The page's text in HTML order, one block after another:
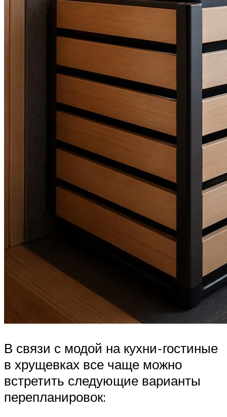
В связи с модой на кухни-гостиные
в хрущевках все чаще можно
встретить следующие варианты
перепланировок: